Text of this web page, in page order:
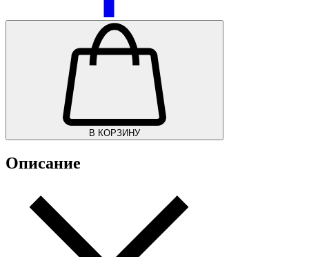
В КОРЗИНУ
Описание